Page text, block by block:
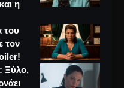
η
του
τον
Ξύλο,